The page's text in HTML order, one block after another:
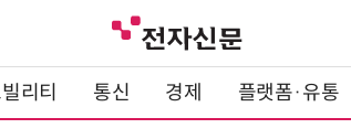
리티 통신 경제 플랫폼·유통